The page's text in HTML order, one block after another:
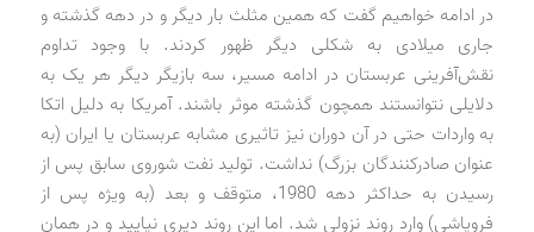
در ادامه خواهیم گفت که همین مثلث بار دیگر و در دهه گذشته و
جاری میلادی به شکلی دیگر ظهور کردند. با وجود تداوم
نقش‌آفرینی عربستان در ادامه مسیر، سه بازیگر دیگر هر یک به
دلایلی نتوانستند همچون گذشته موثر باشند. آمریکا به دلیل اتکا
به واردات حتی در آن دوران نیز تاثیری مشابه عربستان یا ایران (به
عنوان صادرکنندگان بزرگ) نداشت. تولید نفت شوروی سابق پس از
رسیدن به حداکثر دهه 1980، متوقف و بعد (به ویژه پس از
فروپاشی) وارد روند نزولی شد. اما این روند دیری نپایید و در همان